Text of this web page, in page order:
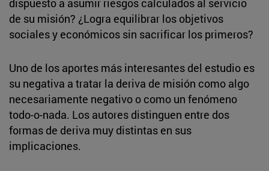
de su misión? ¿Logra equilibrar los objetivos
sociales y económicos sin sacrificar los primeros?
Uno de los aportes más interesantes del estudio es
su negativa a tratar la deriva de misión como algo
necesariamente negativo o como un fenómeno
todo-o-nada. Los autores distinguen entre dos
formas de deriva muy distintas en sus
implicaciones.